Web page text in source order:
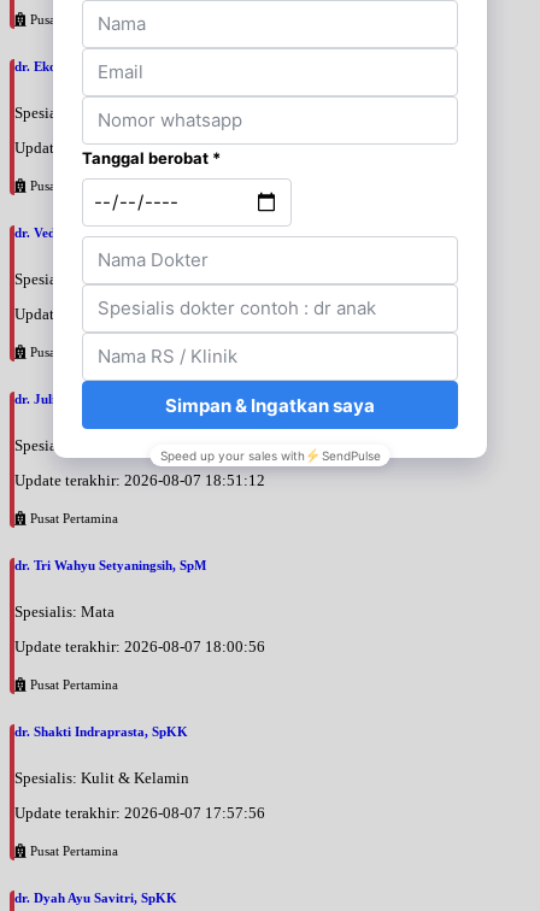
Pusat Pertamina
dr. Eko Hadi Waluyojati, SpM
Spesialis: Mata
Update terakhir: 2026-08-07 18:58:10
Pusat Pertamina
dr. Veda Charissa Nilampaka Parama Putri, SpM
Spesialis: Mata
Update terakhir: 2026-08-07 18:53:32
Pusat Pertamina
dr. Julianti Adji, SpM
Spesialis: Mata
Update terakhir: 2026-08-07 18:51:12
Pusat Pertamina
dr. Tri Wahyu Setyaningsih, SpM
Spesialis: Mata
Update terakhir: 2026-08-07 18:00:56
Pusat Pertamina
dr. Shakti Indraprasta, SpKK
Spesialis: Kulit & Kelamin
Update terakhir: 2026-08-07 17:57:56
Pusat Pertamina
dr. Dyah Ayu Savitri, SpKK